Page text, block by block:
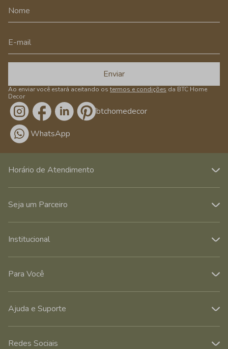
Enviar
Ao enviar você estará aceitando os termos e condições da BTC Home
Decor
/btchomedecor
WhatsApp
Horário de Atendimento
Seja um Parceiro
Institucional
Para Você
Ajuda e Suporte
Redes Sociais